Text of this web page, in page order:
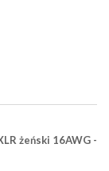
żeński 16AWG -